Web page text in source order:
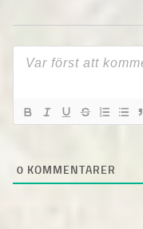
0 KOMMENTARER